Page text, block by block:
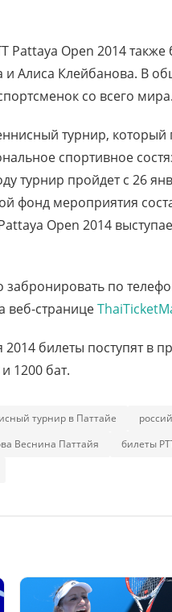
Pattaya Open 2014 также
и Алиса Клейбанова. В
со всего мира.
турнир,
спортивное
турнир пройдет с 26
фонд мероприятия
Open 2014
по
веб-странице
билеты поступят в
1200 бат.
турнир в Паттайе
Веснина Паттайя
билеты